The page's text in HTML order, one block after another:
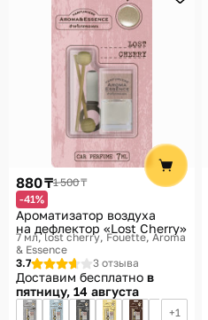
880 ₸1 500 ₸
-41%
Ароматизатор воздуха
на дефлектор «Lost Cherry»
7 мл, lost cherry Fouette, Aroma
& Essence
3.7
3 отзыва
Доставим бесплатно в
пятницу, 14 августа
1